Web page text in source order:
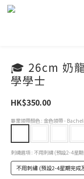
🎓 26cm 奶
學學士
HK$350.00
畢業領帶顏色 : 金色領帶 -
刺繡選項 : 不用刺繡 (預設2-4星
不用刺繡 (預設2-4星期完成